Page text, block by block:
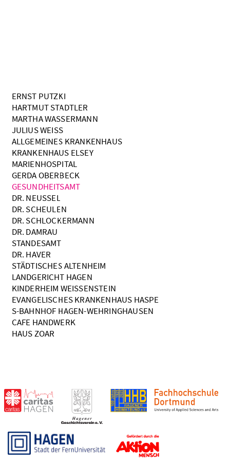
ERNST PUTZKI
HARTMUT STADTLER
MARTHA WASSERMANN
JULIUS WEISS
ALLGEMEINES KRANKENHAUS
KRANKENHAUS ELSEY
MARIENHOSPITAL
GERDA OBERBECK
GESUNDHEITSAMT
DR. NEUSSEL
DR. SCHEULEN
DR. SCHLOCKERMANN
DR. DAMRAU
STANDESAMT
DR. HAVER
STÄDTISCHES ALTENHEIM
LANDGERICHT HAGEN
KINDERHEIM WEISSENSTEIN
EVANGELISCHES KRANKENHAUS HASPE
S-BAHNHOF HAGEN-WEHRINGHAUSEN
CAFE HANDWERK
HAUS ZOAR